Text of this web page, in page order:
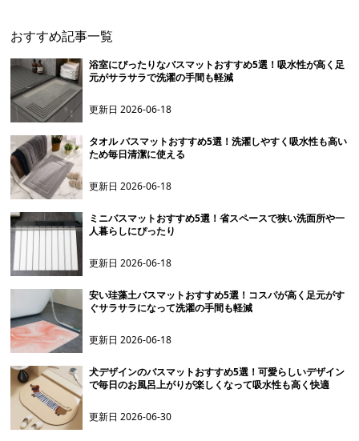
おすすめ記事一覧
浴室にぴったりなバスマットおすすめ5選！吸水性が高く足
元がサラサラで洗濯の手間も軽減
更新日2026-06-18
タオル バスマットおすすめ5選！洗濯しやすく吸水性も高い
ため毎日清潔に使える
更新日2026-06-18
ミニバスマットおすすめ5選！省スペースで狭い洗面所や一
人暮らしにぴったり
更新日2026-06-18
安い珪藻土バスマットおすすめ5選！コスパが高く足元がす
ぐサラサラになって洗濯の手間も軽減
更新日2026-06-18
犬デザインのバスマットおすすめ5選！可愛らしいデザイン
で毎日のお風呂上がりが楽しくなって吸水性も高く快適
更新日2026-06-30